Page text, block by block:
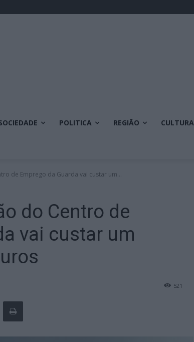
POLITICA REGIÃO CULTURA
de Emprego da Guarda vai custar um...
do Centro de
vai custar um
521